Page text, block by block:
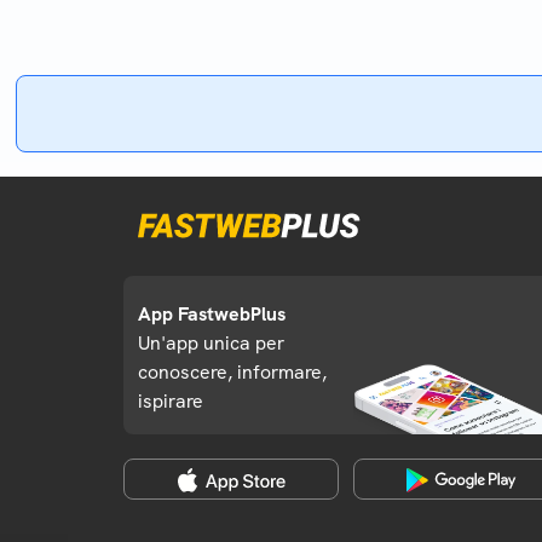
App FastwebPlus
Un'app unica per
conoscere, informare,
ispirare